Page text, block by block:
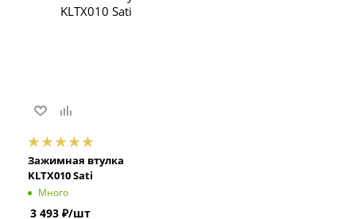
Зажимная втулка
KLTX010 Sati
Много
3 493 ₽/шт